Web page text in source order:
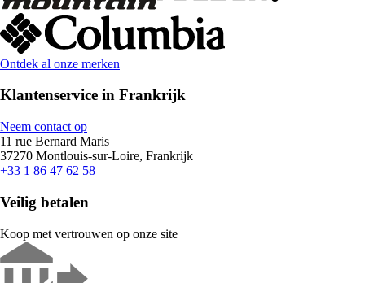
Ontdek al onze merken
Klantenservice in Frankrijk
Neem contact op
11 rue Bernard Maris
37270 Montlouis-sur-Loire, Frankrijk
+33 1 86 47 62 58
Veilig betalen
Koop met vertrouwen op onze site